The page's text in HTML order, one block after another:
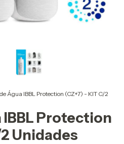
Água IBBL Protection (CZ+7) - KIT C/2
Protection
2 Unidades